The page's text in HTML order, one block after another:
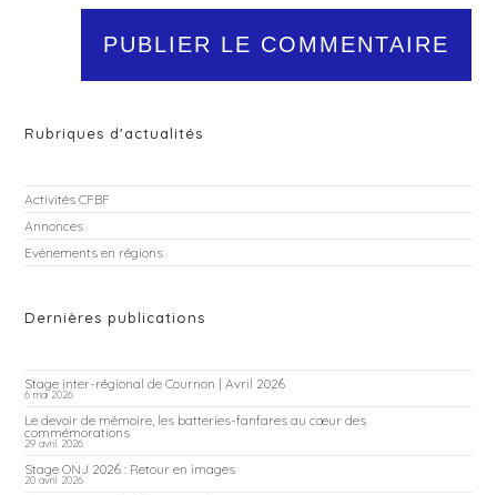
Rubriques d'actualités
Activités CFBF
Annonces
Evénements en régions
Dernières publications
Stage inter-régional de Cournon | Avril 2026
6 mai 2026
Le devoir de mémoire, les batteries-fanfares au cœur des
commémorations
29 avril 2026
Stage ONJ 2026 : Retour en images
20 avril 2026